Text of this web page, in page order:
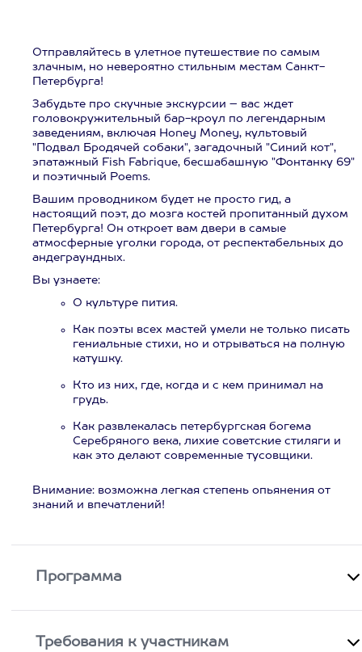
Отправляйтесь в улетное путешествие по самым
злачным, но невероятно стильным местам Санкт-
Петербурга!
Забудьте про скучные экскурсии – вас ждет
головокружительный бар-кроул по легендарным
заведениям, включая Honey Money, культовый
"Подвал Бродячей собаки", загадочный "Синий кот",
эпатажный Fish Fabrique, бесшабашную "Фонтанку 69"
и поэтичный Poems.
Вашим проводником будет не просто гид, а
настоящий поэт, до мозга костей пропитанный духом
Петербурга! Он откроет вам двери в самые
атмосферные уголки города, от респектабельных до
андеграундных.
Вы узнаете:
О культуре пития.
Как поэты всех мастей умели не только писать
гениальные стихи, но и отрываться на полную
катушку.
Кто из них, где, когда и с кем принимал на
грудь.
Как развлекалась петербургская богема
Серебряного века, лихие советские стиляги и
как это делают современные тусовщики.
Внимание: возможна легкая степень опьянения от
знаний и впечатлений!
Программа
Требования к участникам